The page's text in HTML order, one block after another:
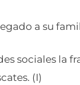
a su
sociales la
(I)